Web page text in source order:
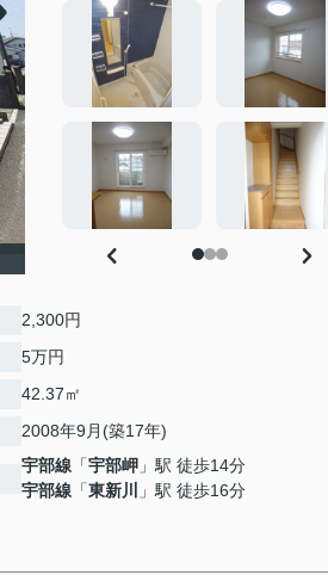
2,300円
5万円
42.37㎡
2008年9月(築17年)
宇部線 「宇部岬 」駅 徒歩14分
宇部線 「東新川 」駅 徒歩16分